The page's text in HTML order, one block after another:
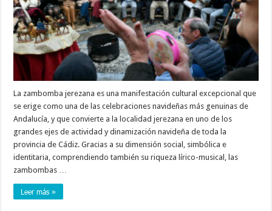
La zambomba jerezana es una manifestación cultural excepcional que
se erige como una de las celebraciones navideñas más genuinas de
Andalucía, y que convierte a la localidad jerezana en uno de los
grandes ejes de actividad y dinamización navideña de toda la
provincia de Cádiz. Gracias a su dimensión social, simbólica e
identitaria, comprendiendo también su riqueza lírico-musical, las
zambombas …
Leer más »